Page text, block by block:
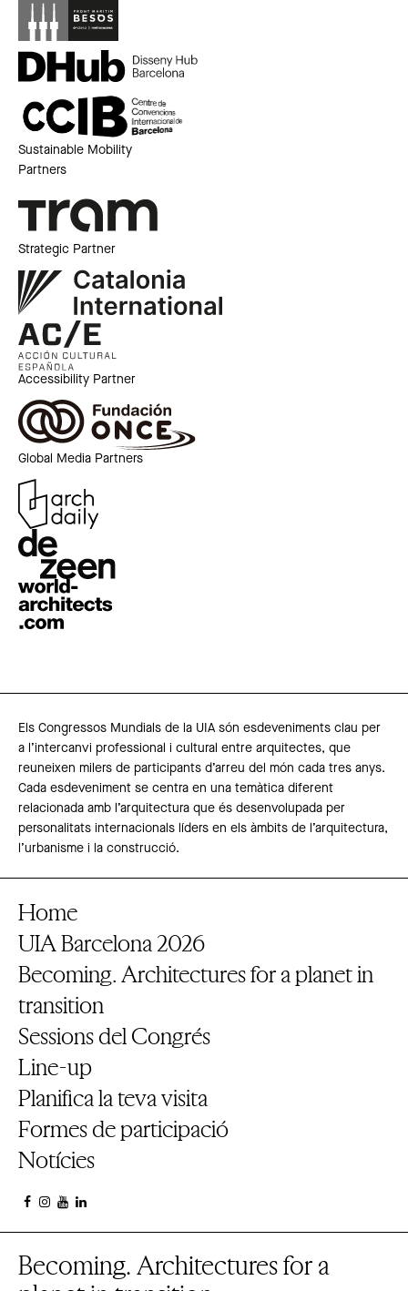
Sustainable Mobility
Partners
Strategic Partner
Accessibility Partner
Global Media Partners
Els Congressos Mundials de la UIA són esdeveniments clau per
a l’intercanvi professional i cultural entre arquitectes, que
reuneixen milers de participants d’arreu del món cada tres anys.
Cada esdeveniment se centra en una temàtica diferent
relacionada amb l’arquitectura que és desenvolupada per
personalitats internacionals líders en els àmbits de l’arquitectura,
l’urbanisme i la construcció.
Home
UIA Barcelona 2026
Becoming. Architectures for a planet in
transition
Sessions del Congrés
Line-up
Planifica la teva visita
Formes de participació
Notícies
Becoming. Architectures for a